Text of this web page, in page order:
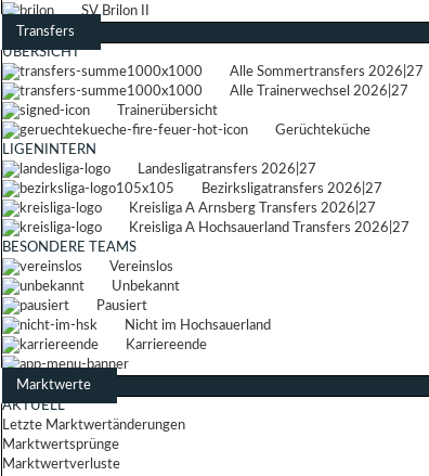
SV Brilon II
Transfers
ÜBERSICHT
Alle Sommertransfers 2026|27
Alle Trainerwechsel 2026|27
Trainerübersicht
Gerüchteküche
LIGENINTERN
Landesligatransfers 2026|27
Bezirksligatransfers 2026|27
Kreisliga A Arnsberg Transfers 2026|27
Kreisliga A Hochsauerland Transfers 2026|27
BESONDERE TEAMS
Vereinslos
Unbekannt
Pausiert
Nicht im Hochsauerland
Karriereende
Marktwerte
AKTUELL
Letzte Marktwertänderungen
Marktwertsprünge
Marktwertverluste